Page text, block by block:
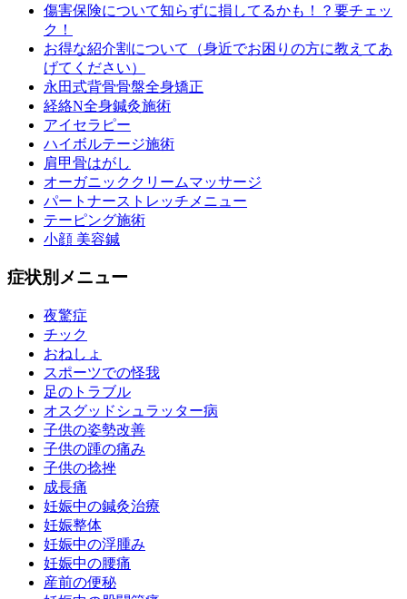
傷害保険について知らずに損してるかも！？要チェッ
ク！
お得な紹介割について（身近でお困りの方に教えてあ
げてください）
永田式背骨骨盤全身矯正
経絡N全身鍼灸施術
アイセラピー
ハイボルテージ施術
肩甲骨はがし
オーガニッククリームマッサージ
パートナーストレッチメニュー
テーピング施術
小顔 美容鍼
症状別メニュー
夜驚症
チック
おねしょ
スポーツでの怪我
足のトラブル
オスグッドシュラッター病
子供の姿勢改善
子供の踵の痛み
子供の捻挫
成長痛
妊娠中の鍼灸治療
妊娠整体
妊娠中の浮腫み
妊娠中の腰痛
産前の便秘